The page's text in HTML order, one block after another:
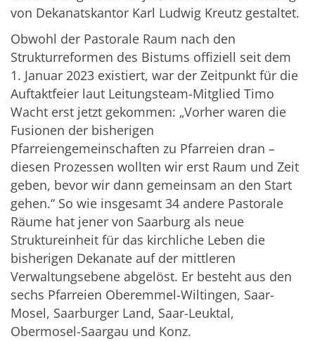
von Dekanatskantor Karl Ludwig Kreutz gestaltet.
Obwohl der Pastorale Raum nach den
Strukturreformen des Bistums offiziell seit dem
1. Januar 2023 existiert, war der Zeitpunkt für die
Auftaktfeier laut Leitungsteam-Mitglied Timo
Wacht erst jetzt gekommen: „Vorher waren die
Fusionen der bisherigen
Pfarreiengemeinschaften zu Pfarreien dran –
diesen Prozessen wollten wir erst Raum und Zeit
geben, bevor wir dann gemeinsam an den Start
gehen.“ So wie insgesamt 34 andere Pastorale
Räume hat jener von Saarburg als neue
Struktureinheit für das kirchliche Leben die
bisherigen Dekanate auf der mittleren
Verwaltungsebene abgelöst. Er besteht aus den
sechs Pfarreien Oberemmel-Wiltingen, Saar-
Mosel, Saarburger Land, Saar-Leuktal,
Obermosel-Saargau und Konz.